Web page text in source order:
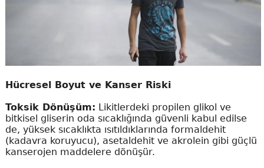
Hücresel Boyut ve Kanser Riski
Toksik Dönüşüm: Likitlerdeki propilen glikol ve
bitkisel gliserin oda sıcaklığında güvenli kabul edilse
de, yüksek sıcaklıkta ısıtıldıklarında formaldehit
(kadavra koruyucu), asetaldehit ve akrolein gibi güçlü
kanserojen maddelere dönüşür.